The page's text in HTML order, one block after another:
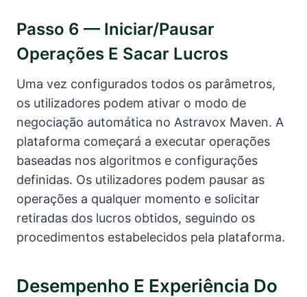
Passo 6 — Iniciar/pausar
Operações E Sacar Lucros
Uma vez configurados todos os parâmetros,
os utilizadores podem ativar o modo de
negociação automática no Astravox Maven. A
plataforma começará a executar operações
baseadas nos algoritmos e configurações
definidas. Os utilizadores podem pausar as
operações a qualquer momento e solicitar
retiradas dos lucros obtidos, seguindo os
procedimentos estabelecidos pela plataforma.
Desempenho E Experiência Do